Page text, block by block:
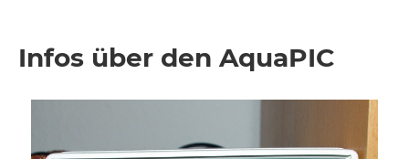
Infos über den AquaPIC